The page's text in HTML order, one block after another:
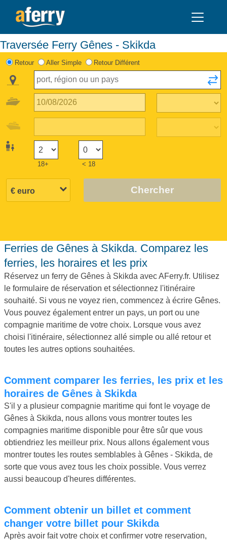
Traversée Ferry Gênes - Skikda
Retour Aller Simple Retour Différent
18+ < 18
Chercher
Ferries de Gênes à Skikda. Comparez les
ferries, les horaires et les prix
Réservez un ferry de Gênes à Skikda avec AFerry.fr. Utilisez
le formulaire de réservation et sélectionnez l'itinéraire
souhaité. Si vous ne voyez rien, commencez à écrire Gênes.
Vous pouvez également entrer un pays, un port ou une
compagnie maritime de votre choix. Lorsque vous avez
choisi l'itinéraire, sélectionnez allé simple ou allé retour et
toutes les autres options souhaitées.
Comment comparer les ferries, les prix et les
horaires de Gênes à Skikda
S'il y a plusieur compagnie maritime qui font le voyage de
Gênes à Skikda, nous allons vous montrer toutes les
compagnies maritime disponible pour être sûr que vous
obtiendriez les meilleur prix. Nous allons également vous
montrer toutes les routes semblables à Gênes - Skikda, de
sorte que vous avez tous les choix possible. Vous verrez
aussi beaucoup d'heures différentes.
Comment obtenir un billet et comment
changer votre billet pour Skikda
Après avoir fait votre choix et confirmer votre reservation,